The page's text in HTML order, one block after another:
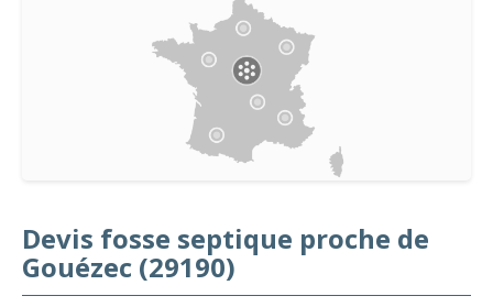
Devis fosse septique proche de
Gouézec (29190)